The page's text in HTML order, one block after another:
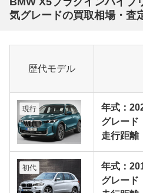
気グレードの買取相場・査
歴代モデル
現行
年式：
グレード
走行距離
初代
年式：
グレード